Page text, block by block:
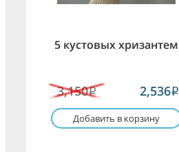
5 кустовых хризантем
3,150i 2,536i
Добавить в корзину